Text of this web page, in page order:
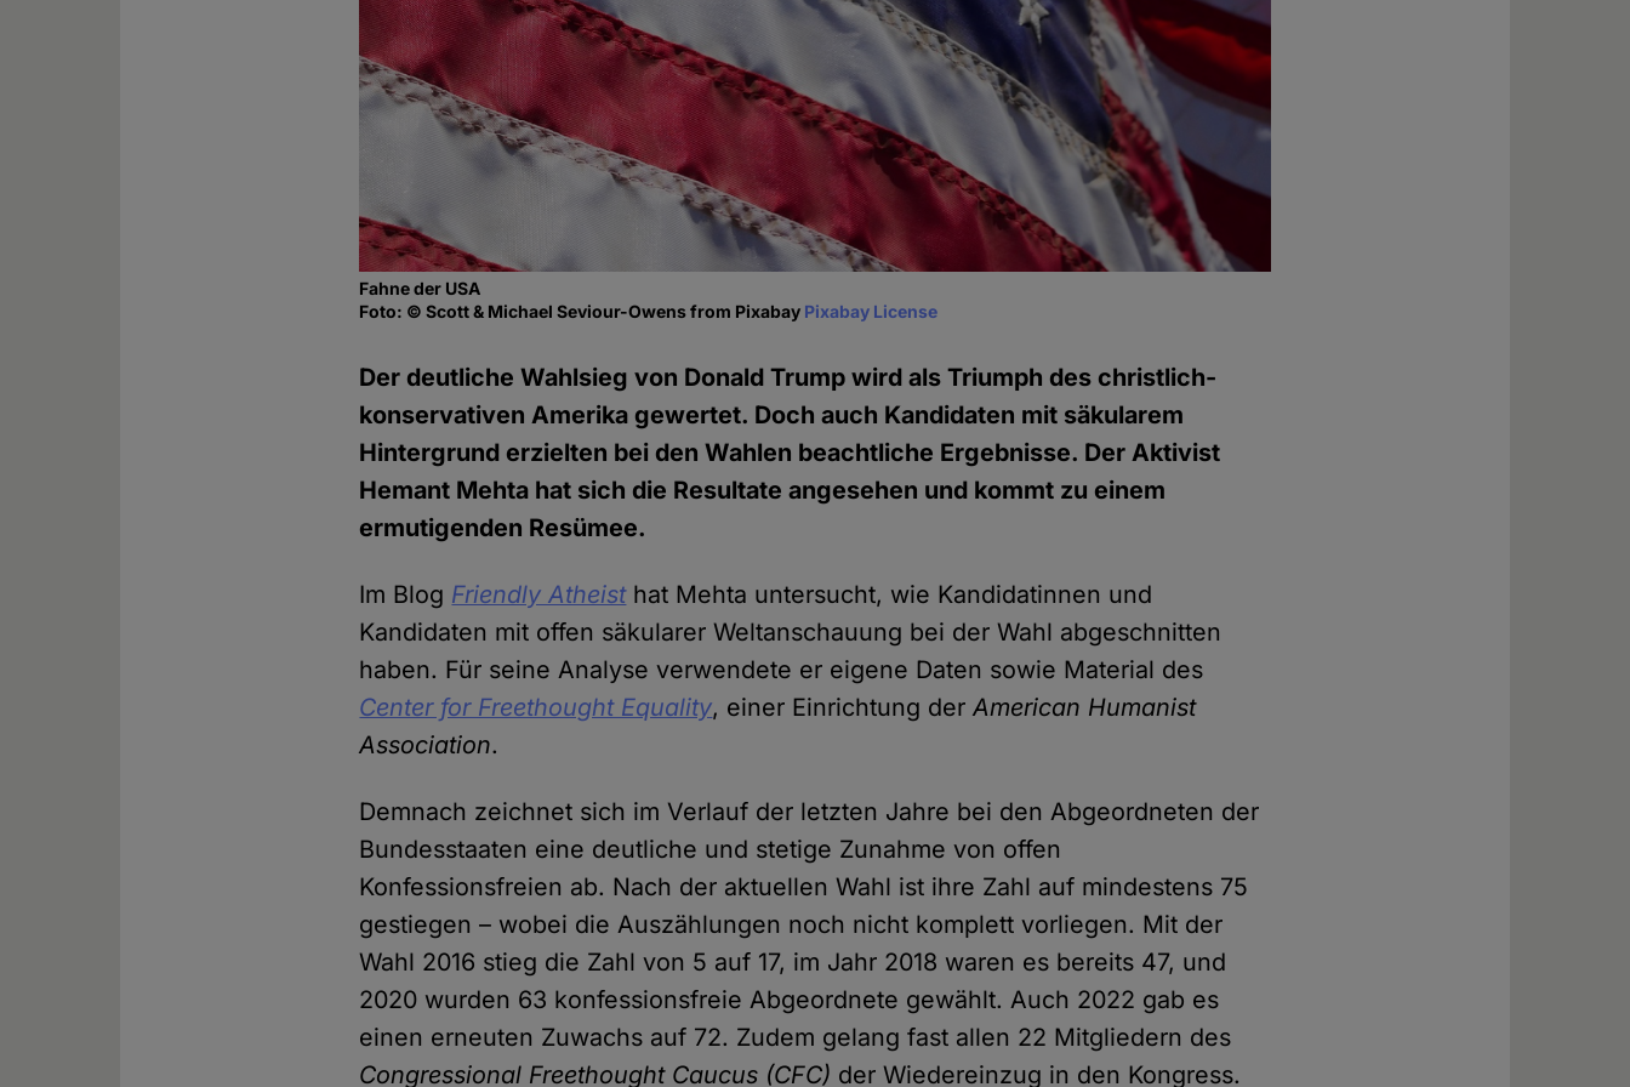
Fahne der USA
Foto: © Scott & Michael Seviour-Owens from Pixabay Pixabay License
Der deutliche Wahlsieg von Donald Trump wird als Triumph des christlich-
konservativen Amerika gewertet. Doch auch Kandidaten mit säkularem
Hintergrund erzielten bei den Wahlen beachtliche Ergebnisse. Der Aktivist
Hemant Mehta hat sich die Resultate angesehen und kommt zu einem
ermutigenden Resümee.
Im Blog Friendly Atheisthat Mehta untersucht, wie Kandidatinnen und
Kandidaten mit offen säkularer Weltanschauung bei der Wahl abgeschnitten
haben. Für seine Analyse verwendete er eigene Daten sowie Material des
Center for Freethought Equality, einer Einrichtung derAmerican Humanist
Association.
Demnach zeichnet sich im Verlauf der letzten Jahre bei den Abgeordneten der
Bundesstaaten eine deutliche und stetige Zunahme von offen
Konfessionsfreien ab. Nach der aktuellen Wahl ist ihre Zahl auf mindestens 75
gestiegen – wobei die Auszählungen noch nicht komplett vorliegen. Mit der
Wahl 2016 stieg die Zahl von 5 auf 17, im Jahr 2018 waren es bereits 47, und
2020 wurden 63 konfessionsfreie Abgeordnete gewählt. Auch 2022 gab es
einen erneuten Zuwachs auf 72. Zudem gelang fast allen 22 Mitgliedern des
Congressional Freethought Caucus (CFC) der Wiedereinzug in den Kongress.